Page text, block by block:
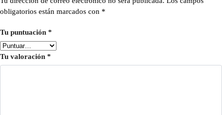
obligatorios están marcados con *
Tu puntuación *
Tu valoración *